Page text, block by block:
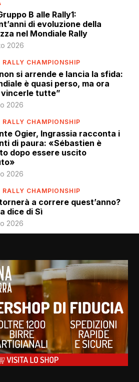
B alle Rally1:
di evoluzione della
nel Mondiale Rally
2026
RALLY CHAMPIONSHIP
si arrende e lancia la sfida:
è quasi perso, ma ora
tutte”
2026
RALLY CHAMPIONSHIP
Ogier, Ingrassia racconta i
di paura: «Sébastien è
dopo essere uscito
2026
RALLY CHAMPIONSHIP
a correre quest’anno?
dice di Sì
2026